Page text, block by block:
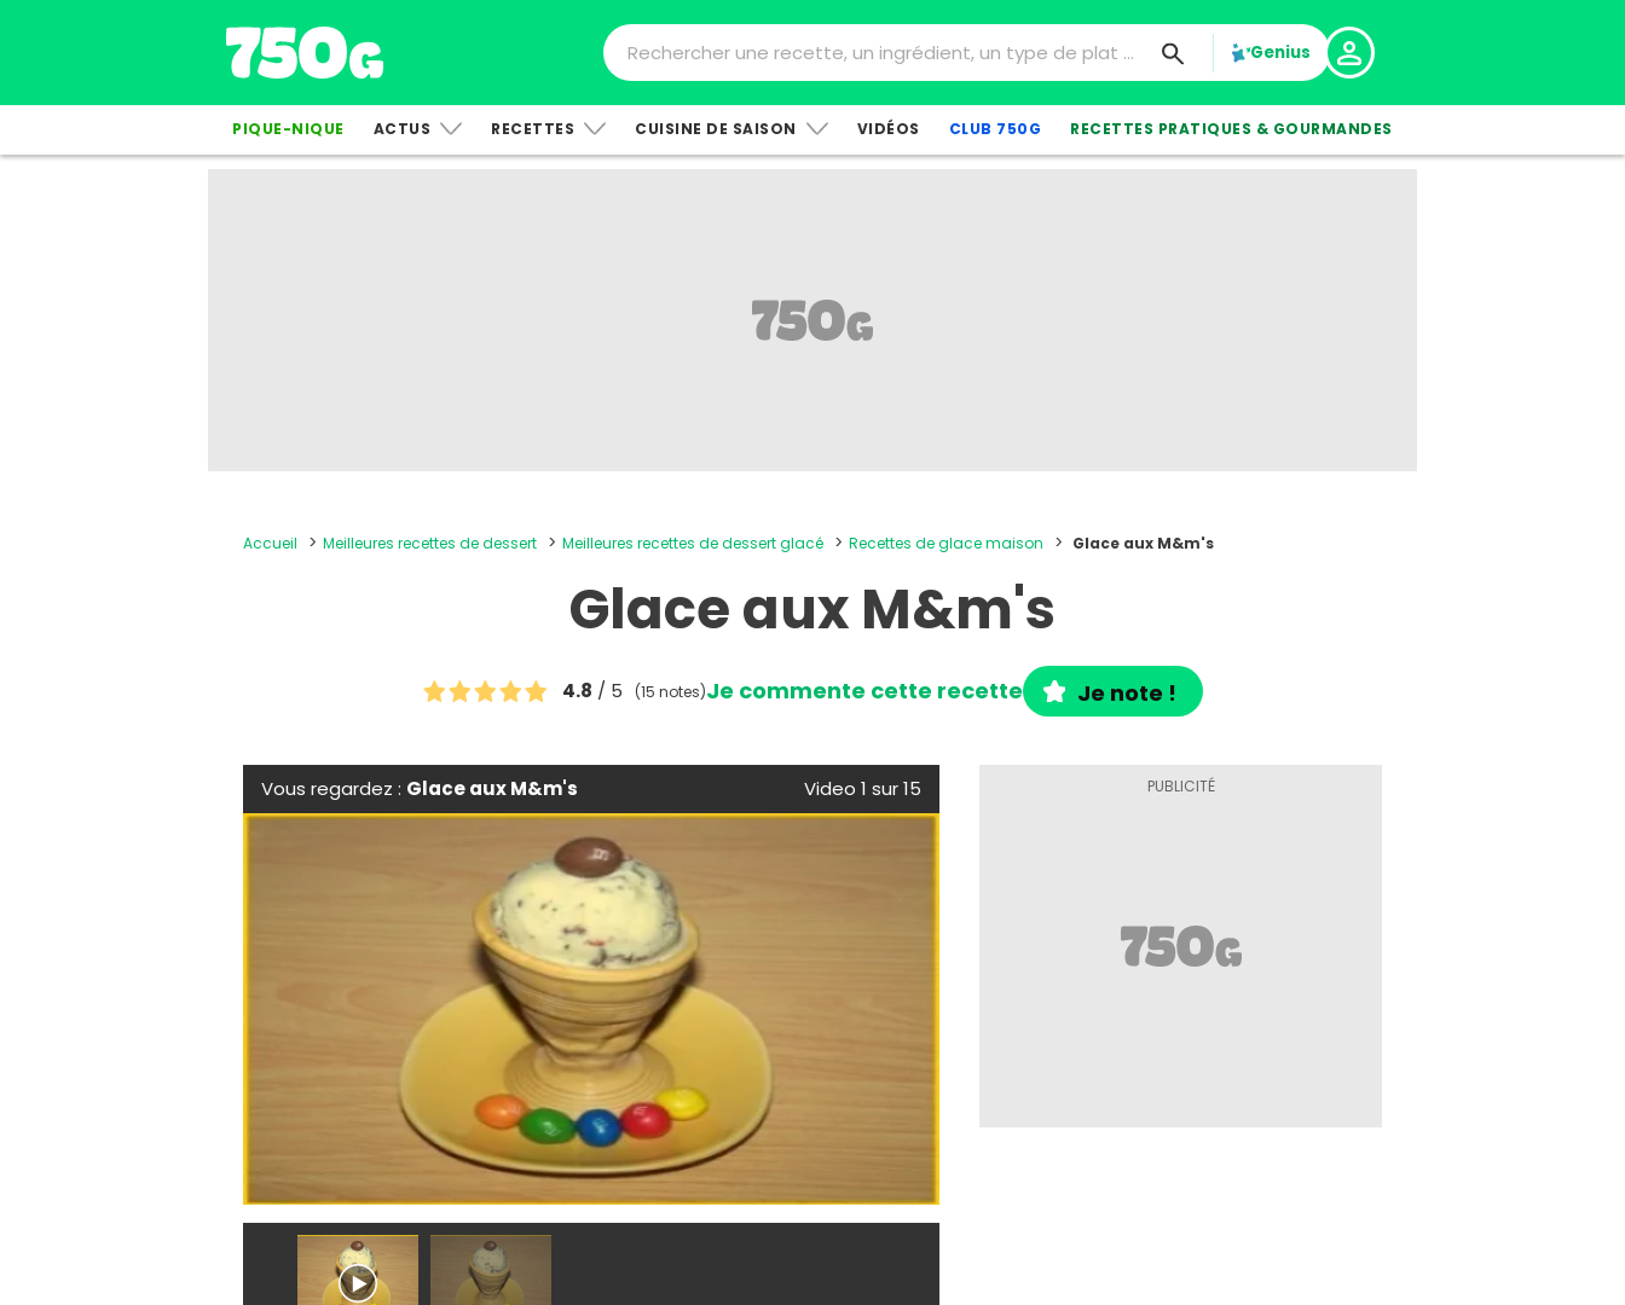
Genius
PIQUE-NIQUE ACTUS RECETTES CUISINE DE SAISON VIDÉOS CLUB 750G RECETTES PRATIQUES & GOURMANDES
Accueil Meilleures recettes de dessert Meilleures recettes de dessert glacé Recettes de glace maison Glace aux M&m's
Glace aux M&m's
4.8 / 5 (15 notes)Je commente cette recette Je note !
Vous regardez : Glace aux M&m's Video 1 sur 15